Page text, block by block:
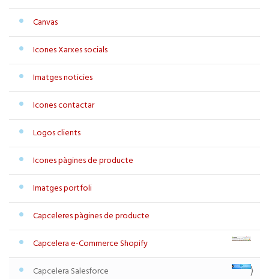
Canvas
Icones Xarxes socials
Imatges noticies
Icones contactar
Logos clients
Icones pàgines de producte
Imatges portfoli
Capceleres pàgines de producte
Capcelera e-Commerce Shopify
Capcelera Salesforce